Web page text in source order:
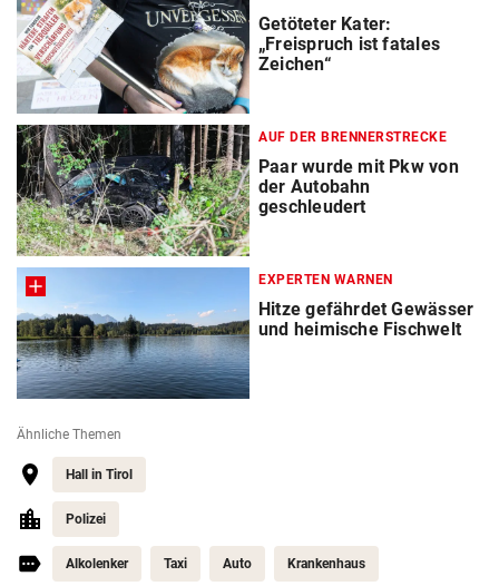
Getöteter Kater:
„Freispruch ist fatales
Zeichen“
AUF DER BRENNERSTRECKE
Paar wurde mit Pkw von
der Autobahn
geschleudert
EXPERTEN WARNEN
Hitze gefährdet Gewässer
und heimische Fischwelt
Ähnliche Themen
Hall in Tirol
Polizei
Alkolenker Taxi Auto Krankenhaus